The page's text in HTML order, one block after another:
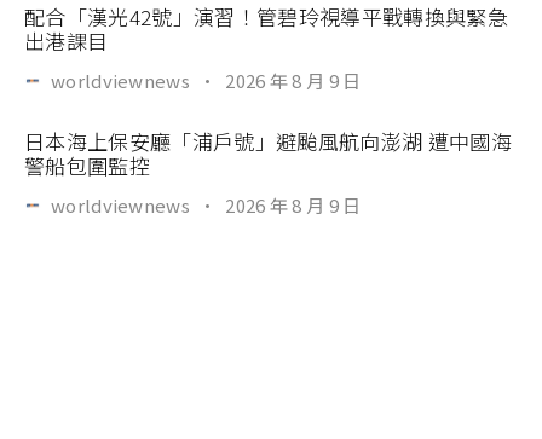
配合「漢光42號」演習！管碧玲視導平戰轉換與緊急
出港課目
worldviewnews · 2026 年 8 月 9 日
日本海上保安廳「浦戶號」避颱風航向澎湖 遭中國海
警船包圍監控
worldviewnews · 2026 年 8 月 9 日